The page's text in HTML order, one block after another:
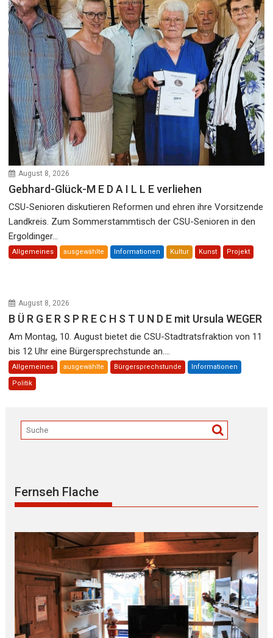
August 8, 2026
Gebhard-Glück-M E D A I L L E verliehen
CSU-Senioren diskutieren Reformen und ehren ihre Vorsitzende
Landkreis. Zum Sommerstammtisch der CSU-Senioren in den
Ergoldinger...
Allgemeines ausgewählte Informationen Kultur Kunst Projekt
August 8, 2026
B Ü R G E R S P R E C H S T U N D E mit Ursula WEGER
Am Montag, 10. August bietet die CSU-Stadtratsfraktion von 11
bis 12 Uhr eine Bürgersprechstunde an....
Allgemeines ausgewählte Bürgersprechstunde Informationen
Politik
Fernseh Flache